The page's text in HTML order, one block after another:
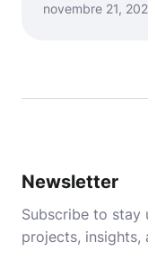
novembre 21,
Newsletter
Subscribe to
projects, insights,